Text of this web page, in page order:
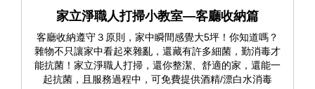
家立淨職人打掃小教室—客廳收納篇
客廳收納遵守３原則，家中瞬間感覺大5坪！你知道嗎？
雜物不只讓家中看起來雜亂，還藏有許多細菌，勤消毒才
能抗菌！家立淨職人打掃，還你整潔、舒適的家，還能一
起抗菌，且服務過程中，可免費提供酒精/漂白水消毒